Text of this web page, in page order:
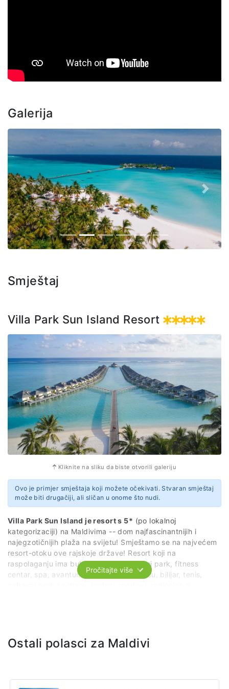
Galerija
Prethodno
Smještaj
Villa Park Sun Island Resort
Kliknite na sliku da biste otvorili galeriju
Ovo je primjer smještaja koji možete očekivati. Stvaran smještaj
može biti drugačiji, ali sličan u onome što nudi.
Villa Park Sun Island je resort s 5* (po lokalnoj
kategorizaciji) na Maldivima -- dom najfascinantnijih i
najegzotičnijih plaža na svijetu! Smještamo se na najvećem
resort-otoku ove rajskoje države! Resort koji na
raspolaganju ima bukvalno sve -- vodeni park, fitness
centar, spa, avanturistički park na drveću, bilijar, tenis,
Pročitajte više
Ostali polasci za Maldivi